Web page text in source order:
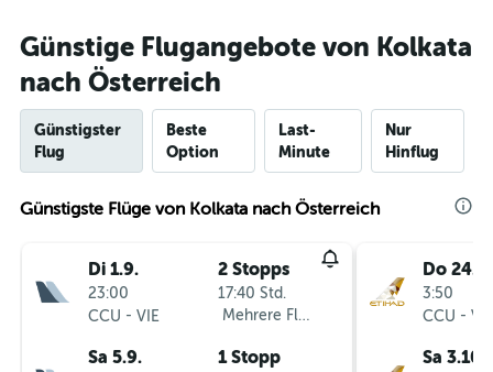
Günstige Flugangebote von Kolkata
nach Österreich
Günstigster
Flug
Beste
Option
Last-
Minute
Nur
Hinflug
Günstigste Flüge von Kolkata nach Österreich
Di 1.9.
23:00
CCU - VIE
2 Stopps
17:40 Std.
Mehrere Fluglinien
Sa 5.9. 1 Stopp
Do 24.9.
3:50
CCU - VIE
Sa 3.10.